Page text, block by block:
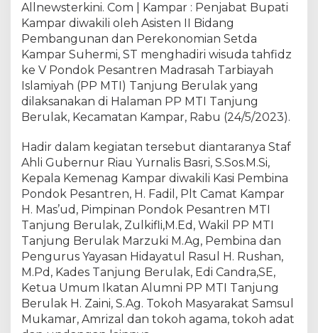
i
s
u
d
a
T
a
h
f
d
z
K
e
-
V
P
M
T
T
a
Allnewsterkini. Com | Kampar : Penjabat Bupati
Kampar diwakili oleh Asisten II Bidang
Pembangunan dan Perekonomian Setda
Kampar Suhermi, ST menghadiri wisuda tahfidz
ke V Pondok Pesantren Madrasah Tarbiayah
Islamiyah (PP MTI) Tanjung Berulak yang
dilaksanakan di Halaman PP MTI Tanjung
Berulak, Kecamatan Kampar, Rabu (24/5/2023).
Hadir dalam kegiatan tersebut diantaranya Staf
Ahli Gubernur Riau Yurnalis Basri, S.Sos.M.Si,
Kepala Kemenag Kampar diwakili Kasi Pembina
Pondok Pesantren, H. Fadil, Plt Camat Kampar
H. Mas’ud, Pimpinan Pondok Pesantren MTI
Tanjung Berulak, Zulkifli,M.Ed, Wakil PP MTI
Tanjung Berulak Marzuki M.Ag, Pembina dan
Pengurus Yayasan Hidayatul Rasul H. Rushan,
M.Pd, Kades Tanjung Berulak, Edi Candra,SE,
Ketua Umum Ikatan Alumni PP MTI Tanjung
Berulak H. Zaini, S.Ag. Tokoh Masyarakat Samsul
Mukamar, Amrizal dan tokoh agama, tokoh adat